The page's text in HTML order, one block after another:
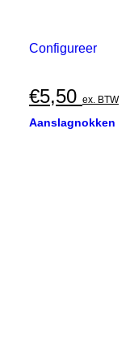
Configureer
€5,50 ex. BTW
Aanslagnokken